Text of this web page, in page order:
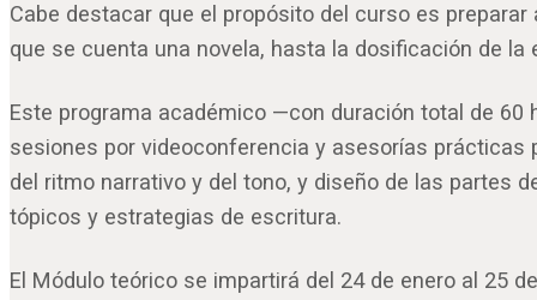
Cabe destacar que el propósito del curso es
que se cuenta una novela, hasta la dosificación de la
Este programa académico —con duración total de
sesiones por videoconferencia y asesorías
del ritmo narrativo y del tono, y diseño de las partes
tópicos y estrategias de escritura.
El Módulo teórico se impartirá del 24 de enero al 25